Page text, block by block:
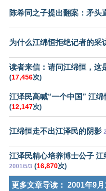
陈希同之子提出翻案：矛头
为什么江绵恒拒绝记者的采
读者来信：请问江绵恒，这
(17,456次)
江泽民高喊“一个中国” 江
(12,147次)
江绵恒走不出江泽民的阴影
江泽民精心培养博士公子
2001/5/3 (16,870次)
更多文章导读： 2001年9月